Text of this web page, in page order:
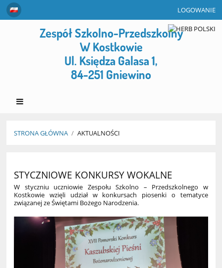
LOGOWANIE
Zespół Szkolno-Przedszkolny
W Kostkowie
Ul. Księdza Galasa 1,
84-251 Gniewino
STRONA GŁÓWNA / AKTUALNOŚCI
STYCZNIOWE KONKURSY WOKALNE
W styczniu uczniowie Zespołu Szkolno – Przedszkolnego w
Kostkowie wzięli udział w konkursach piosenki o tematyce
związanej ze Świętami Bożego Narodzenia.